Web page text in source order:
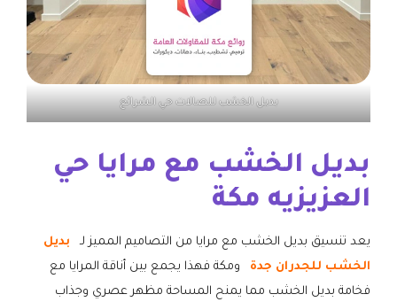
بديل الخشب للصالات حي الشرائع
بديل الخشب مع مرايا حي
العزيزيه مكة
يعد تنسيق بديل الخشب مع مرايا من التصاميم المميز لـ
بديل
الخشب للجدران جدة
ومكة فهذا يجمع بين أناقة المرايا مع
فخامة بديل الخشب مما يمنح المساحة مظهر عصري وجذاب